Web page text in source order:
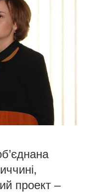
проект –